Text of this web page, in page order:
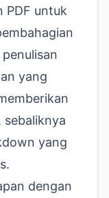
PDF untuk
yang
sebaliknya
yang
dengan